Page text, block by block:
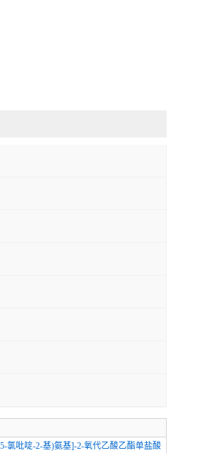
氯吡啶-2-基)氨基]-2-氧代乙酸乙酯单盐酸